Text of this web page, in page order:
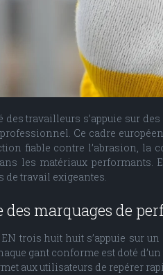
des travailleurs s’appuie sur
Ce cadre
fiable contre l’abrasion, la
les matériaux performants.
de travail exigeantes.
des marquages de
trois huit huit s’appuie sur
gant conforme est doté
aux utilisateurs de repérer